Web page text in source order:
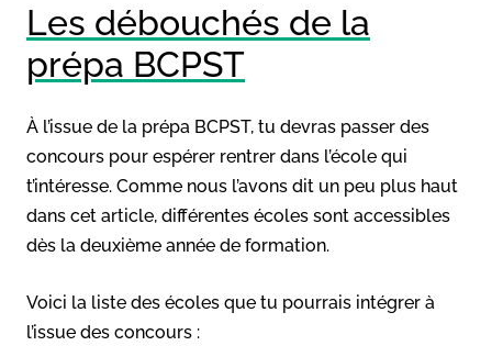
Les débouchés de la
prépa BCPST
À l’issue de la prépa BCPST, tu devras passer des
concours pour espérer rentrer dans l’école qui
t’intéresse. Comme nous l’avons dit un peu plus haut
dans cet article, différentes écoles sont accessibles
dès la deuxième année de formation.
Voici la liste des écoles que tu pourrais intégrer à
l’issue des concours :